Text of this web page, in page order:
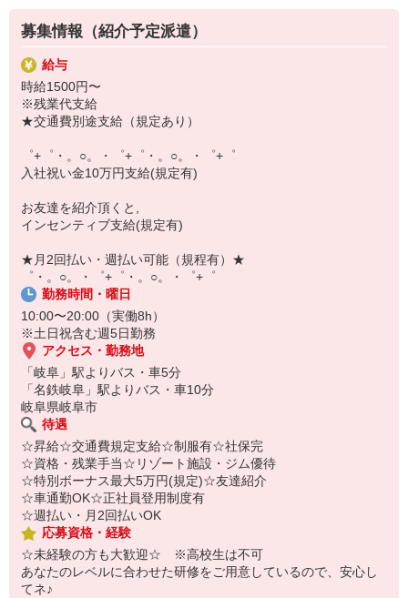
▼オフィスワーク
事務、経理、データ入力、コールセンター、受付
▼工場・製造・軽作業系
機械/食品製造・梱包・仕分け・加工・組立・検査
▼美容系
眉毛サロンのアイブロウ・ネイリスト・エステ
▼営業・販売
法人営業・アパレル販売・個別指導塾・人材紹介
▼人気案件も多数♪
短期・期間限定・オープニング・官公庁案件
上場/優良/大手企業など
【スマホ面接実施中】
￣￣￣￣￣￣￣￣￣
自宅に居ながらスマホでカンタン面接OK！
オンライン面談なのでスピード対応。
満足度◎
■携帯やインターネット販売業務
docomo(ドコモ)/au(エーユー)・KDDI/softbank(ソフトバンク)など
の大手キャリアから
ワイモバイル(Y!mobille)、楽天モバイル、UQなど格安スマホまで幅
広く紹介可能♪
募集情報（紹介予定派遣）
給与
時給1500円〜
※残業代支給
★交通費別途支給（規定あり）
゜+゜・。○。・゜+゜・。○。・゜+゜
入社祝い金10万円支給(規定有)
お友達を紹介頂くと,
インセンティブ支給(規定有)
★月2回払い・週払い可能（規程有）★
゜・。○。・゜+゜・。○。・゜+゜
勤務時間・曜日
10:00〜20:00（実働8h）
※土日祝含む週5日勤務
アクセス・勤務地
「岐阜」駅よりバス・車5分
「名鉄岐阜」駅よりバス・車10分
岐阜県岐阜市
待遇
☆昇給☆交通費規定支給☆制服有☆社保完
☆資格・残業手当☆リゾート施設・ジム優待
☆特別ボーナス最大5万円(規定)☆友達紹介
☆車通勤OK☆正社員登用制度有
☆週払い・月2回払いOK
応募資格・経験
☆未経験の方も大歓迎☆ ※高校生は不可
あなたのレベルに合わせた研修をご用意しているので、安心し
てネ♪